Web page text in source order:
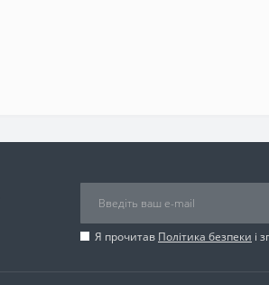
Я прочитав Політика безпеки і